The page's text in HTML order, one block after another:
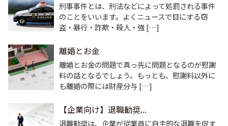
刑事事件とは、刑法などによって処罰される事件
のことをいいます。よくニュースで目にする窃
盗・暴行・詐欺・殺人・強 […]
離婚とお金
離婚とお金の問題で真っ先に問題となるのが慰謝
料の話となるでしょう。もっとも、慰謝料以外に
も離婚の際には財産分与 […]
【企業向け】退職勧奨...
退職勧奨は、企業が従業員に自主的な退職を促す